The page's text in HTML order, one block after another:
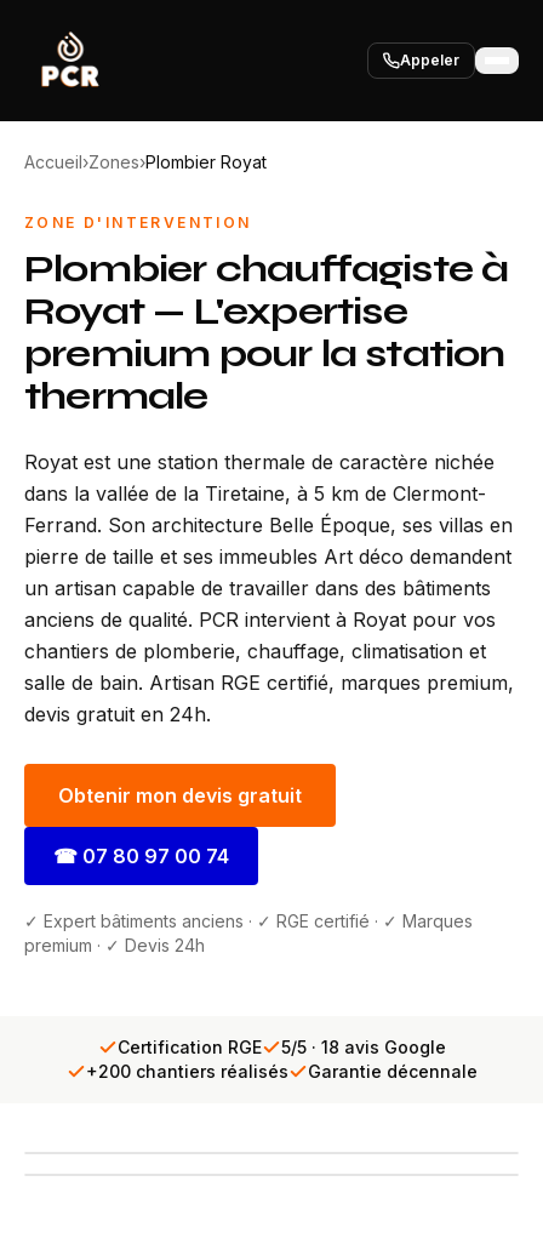
Appeler
Accueil›Zones›Plombier Royat
ZONE D'INTERVENTION
Plombier chauffagiste à
Royat — L'expertise
premium pour la station
thermale
Royat est une station thermale de caractère nichée
dans la vallée de la Tiretaine, à 5 km de Clermont-
Ferrand. Son architecture Belle Époque, ses villas en
pierre de taille et ses immeubles Art déco demandent
un artisan capable de travailler dans des bâtiments
anciens de qualité. PCR intervient à Royat pour vos
chantiers de plomberie, chauffage, climatisation et
salle de bain. Artisan RGE certifié, marques premium,
devis gratuit en 24h.
Obtenir mon devis gratuit
☎ 07 80 97 00 74
✓ Expert bâtiments anciens · ✓ RGE certifié · ✓ Marques
premium · ✓ Devis 24h
Certification RGE
5/5 · 18 avis Google
+200 chantiers réalisés
Garantie décennale